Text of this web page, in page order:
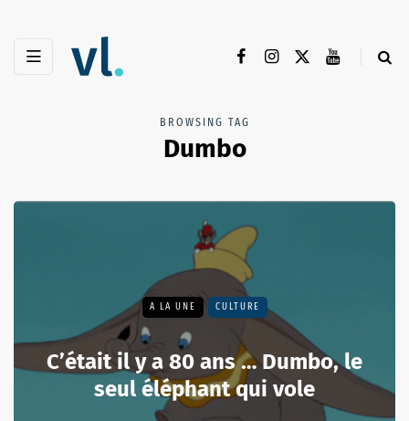
BROWSING TAG
Dumbo
A LA UNE CULTURE
C’était il y a 80 ans … Dumbo, le
seul éléphant qui vole